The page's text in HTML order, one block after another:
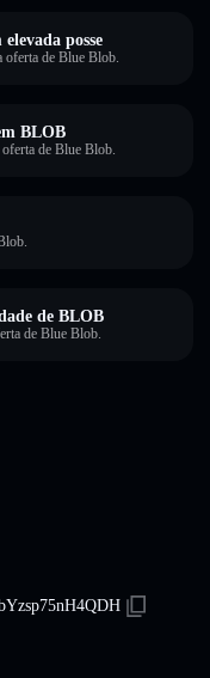
posse
oferta de Blue Blob.
BLOB
oferta de Blue Blob.
de BLOB
de Blue Blob.